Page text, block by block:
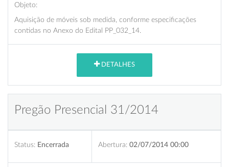
Objeto:
Aquisição de móveis sob medida, conforme especificações
contidas no Anexo do Edital PP_032_14.
DETALHES
Pregão Presencial 31/2014
Status: Encerrada Abertura: 02/07/2014 00:00